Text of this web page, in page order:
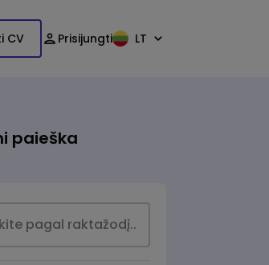
CV Prisijungti LT
paieška